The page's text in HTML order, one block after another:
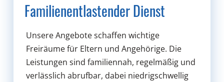
Familienentlastender Dienst
Unsere Angebote schaffen wichtige
Freiräume für Eltern und Angehörige. Die
Leistungen sind familiennah, regelmäßig und
verlässlich abrufbar, dabei niedrigschwellig